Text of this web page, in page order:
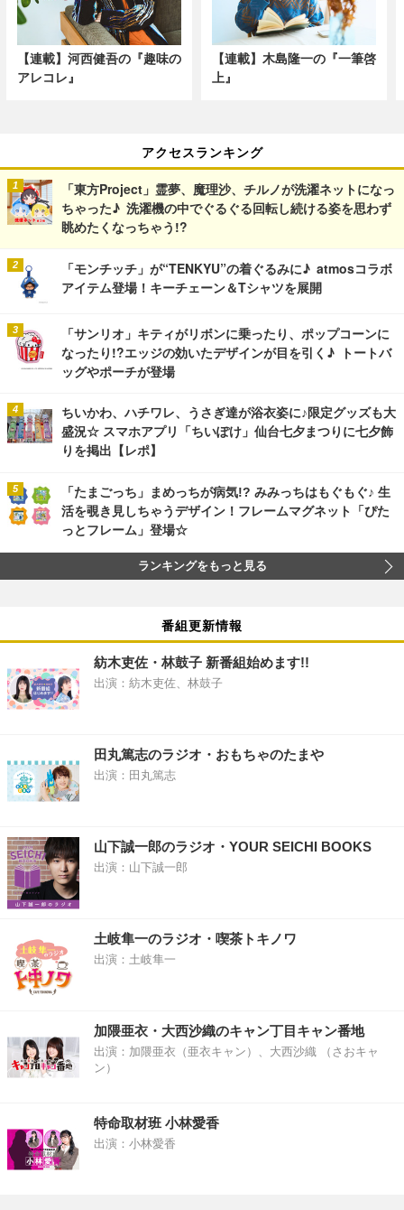
【連載】河西健吾の『趣味の
アレコレ』
【連載】木島隆一の『一筆啓
上』
アクセスランキング
「東方Project」霊夢、魔理沙、チルノが洗濯ネットになっ
ちゃった♪ 洗濯機の中でぐるぐる回転し続ける姿を思わず
眺めたくなっちゃう!?
「モンチッチ」が“TENKYU”の着ぐるみに♪ atmosコラボ
アイテム登場！キーチェーン＆Tシャツを展開
「サンリオ」キティがリボンに乗ったり、ポップコーンに
なったり!?エッジの効いたデザインが目を引く♪ トートバ
ッグやポーチが登場
ちいかわ、ハチワレ、うさぎ達が浴衣姿に♪限定グッズも大
盛況☆ スマホアプリ「ちいぽけ」仙台七夕まつりに七夕飾
りを掲出【レポ】
「たまごっち」まめっちが病気!? みみっちはもぐもぐ♪ 生
活を覗き見しちゃうデザイン！フレームマグネット「ぴた
っとフレーム」登場☆
ランキングをもっと見る
番組更新情報
紡木吏佐・林鼓子 新番組始めます!!
出演：紡木吏佐、林鼓子
田丸篤志のラジオ・おもちゃのたまや
出演：田丸篤志
山下誠一郎のラジオ・YOUR SEICHI BOOKS
出演：山下誠一郎
土岐隼一のラジオ・喫茶トキノワ
出演：土岐隼一
加隈亜衣・大西沙織のキャン丁目キャン番地
出演：加隈亜衣（亜衣キャン）、大西沙織 （さおキャ
ン）
特命取材班 小林愛香
出演：小林愛香